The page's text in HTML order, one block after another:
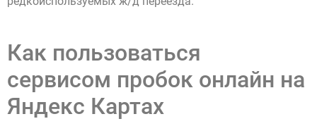
Как пользоваться
сервисом пробок онлайн на
Яндекс Картах